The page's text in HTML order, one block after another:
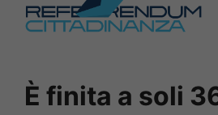
contenuto
È finita a soli